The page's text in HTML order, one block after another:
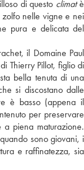
di questo climatè
nelle vigne e nei
pura e delicata del
il Domaine Paul
Thierry Pillot, figlio di
bella tenuta di una
si discostano dalle
è basso (appena il
per preservare
piena maturazione.
sono giovani, i
e raffinatezza, sia